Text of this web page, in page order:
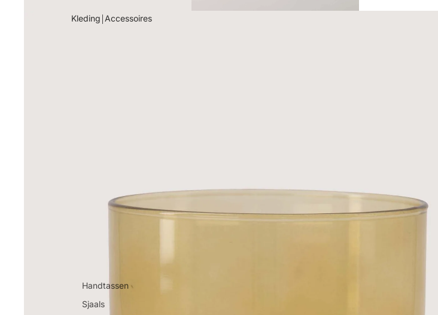
Kleding￨Accessoires
Handtassen
Sjaals